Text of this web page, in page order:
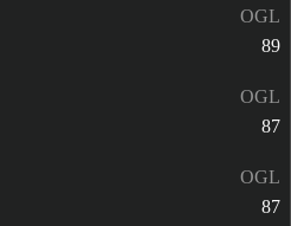
OGL
89
OGL
87
OGL
87